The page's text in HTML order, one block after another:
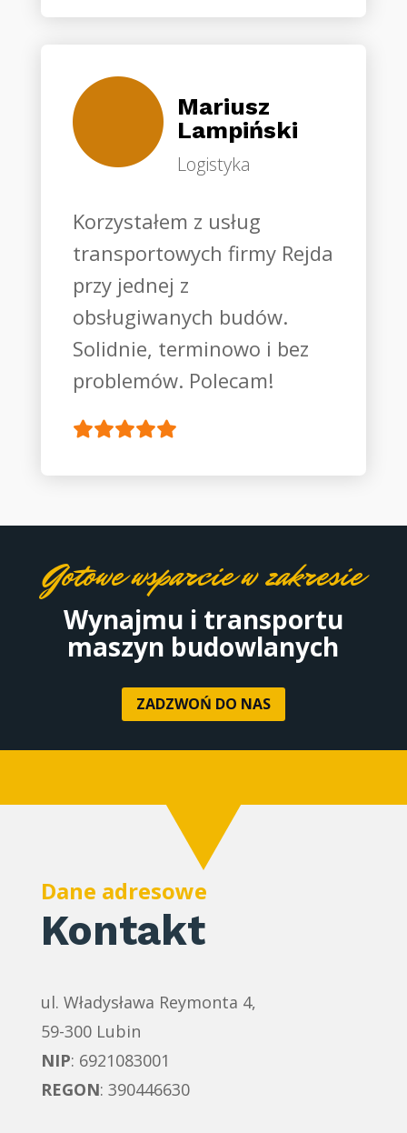
Mariusz
Lampiński
Logistyka
Korzystałem z usług
transportowych firmy Rejda
przy jednej z
obsługiwanych budów.
Solidnie, terminowo i bez
problemów. Polecam!
Gotowe wsparcie w zakresie
Wynajmu i transportu
maszyn budowlanych
ZADZWOŃ DO NAS
Dane adresowe
Kontakt
ul. Władysława Reymonta 4,
59-300 Lubin
NIP: 6921083001
REGON: 390446630